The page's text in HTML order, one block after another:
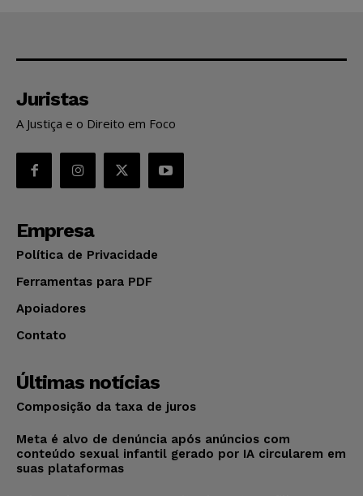
Juristas
A Justiça e o Direito em Foco
Empresa
Política de Privacidade
Ferramentas para PDF
Apoiadores
Contato
Últimas notícias
Composição da taxa de juros
Meta é alvo de denúncia após anúncios com
conteúdo sexual infantil gerado por IA circularem em
suas plataformas